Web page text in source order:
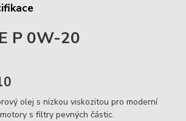
P 0W-20
olej s nízkou viskozitou pro moderní
s filtry pevných částic.